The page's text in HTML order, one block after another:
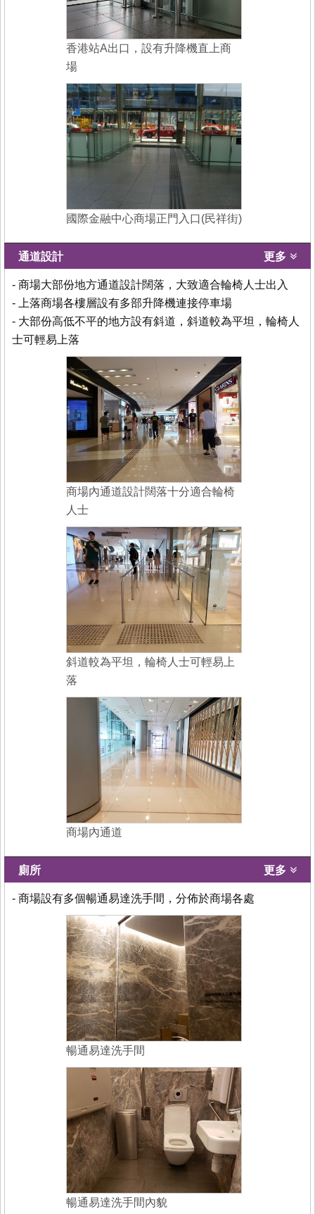
香港站A出口，設有升降機直上商
場
國際金融中心商場正門入口(民祥街)
通道設計 更多
- 商場大部份地方通道設計闊落，大致適合輪椅人士出入
- 上落商場各樓層設有多部升降機連接停車場
- 大部份高低不平的地方設有斜道，斜道較為平坦，輪椅人
士可輕易上落
商場內通道設計闊落十分適合輪椅
人士
斜道較為平坦，輪椅人士可輕易上
落
商場內通道
廁所 更多
- 商場設有多個暢通易達洗手間，分佈於商場各處
暢通易達洗手間
暢通易達洗手間內貌